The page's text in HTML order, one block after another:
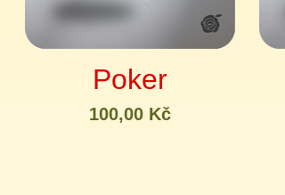
Poker
100,00 Kč